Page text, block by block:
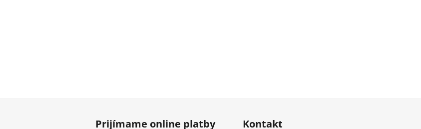
Prijímame online platby Kontakt